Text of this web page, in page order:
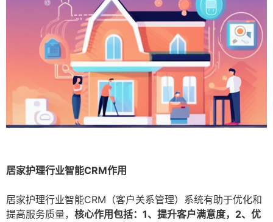
居家护理行业智能CRM作用
居家护理行业智能CRM（客户关系管理）系统有助于优化和
提高服务质量， 核心作用包括：1、提升客户满意度，2、优